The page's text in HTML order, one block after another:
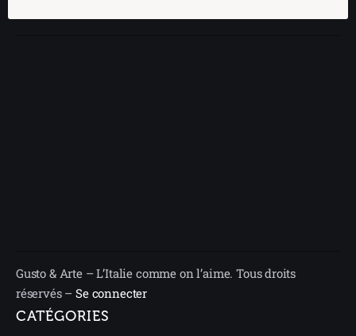
Gusto & Arte – L’Italie comme on l’aime. Tous droits
réservés –Se connecter
CATÉGORIES